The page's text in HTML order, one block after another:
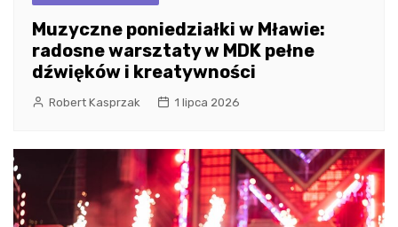
Muzyczne poniedziałki w Mławie:
radosne warsztaty w MDK pełne
dźwięków i kreatywności
Robert Kasprzak 1 lipca 2026